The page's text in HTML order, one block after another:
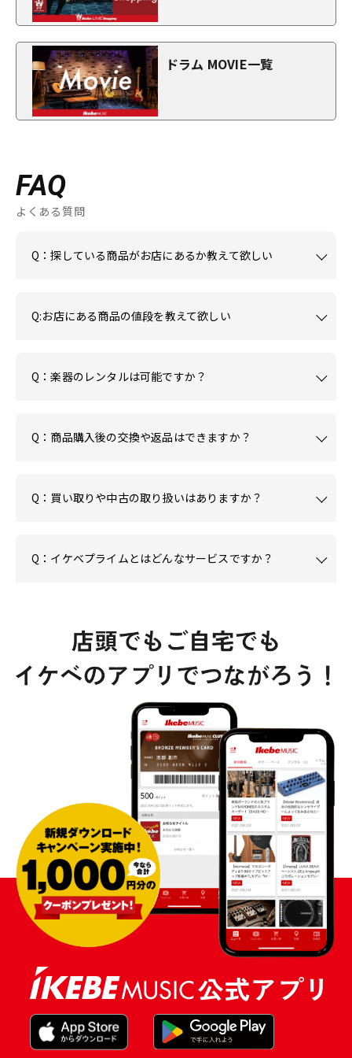
ドラム MOVIE一覧
FAQ
よくある質問
Q：探している商品がお店にあるか教えて欲しい
Q:お店にある商品の値段を教えて欲しい
Q：楽器のレンタルは可能ですか？
Q：商品購入後の交換や返品はできますか？
Q：買い取りや中古の取り扱いはありますか？
Q：イケベプライムとはどんなサービスですか？